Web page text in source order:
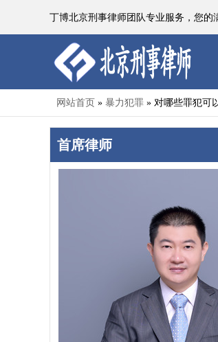
丁博北京刑事律师团队专业服务，您的
网站首页 » 暴力犯罪 » 对哪些罪犯可
首席律师